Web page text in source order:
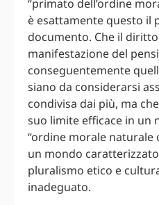
“primato dell’ordine
è esattamente questo il
documento. Che il
manifestazione del
conseguentemente
siano da considerarsi
condivisa dai più, ma
suo limite efficace in un
“ordine morale naturale
un mondo
pluralismo etico e
inadeguato.